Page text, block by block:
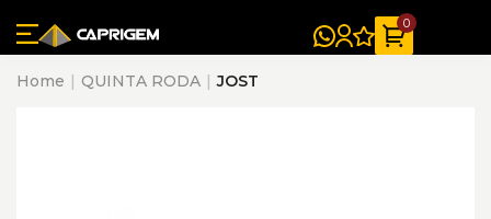
0
Home QUINTA RODA JOST